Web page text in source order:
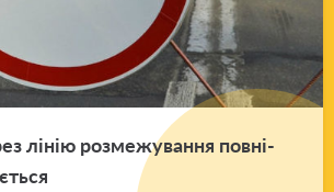
лінію роз­ме­жу­ва­н­ня пов­ні­